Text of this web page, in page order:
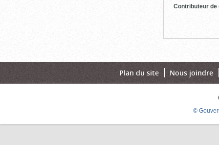
Contributeur de
Plan du site Nous joindre
©